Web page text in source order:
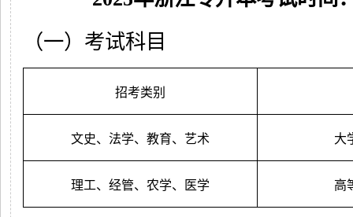
（一）考试科目
招考类别
文史、法学、教育、艺术 大
理工、经管、农学、医学 高